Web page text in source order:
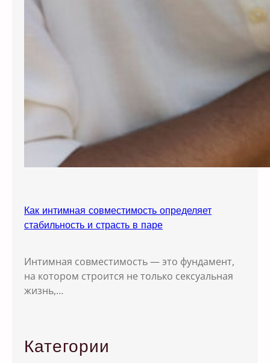
Как интимная совместимость определяет
стабильность и страсть в паре
Интимная совместимость — это фундамент,
на котором строится не только сексуальная
жизнь,…
Категории